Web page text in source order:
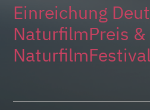
Einreichung
NaturfilmPreis